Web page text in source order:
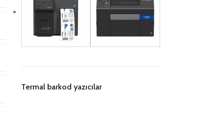
Termal barkod yazıcılar